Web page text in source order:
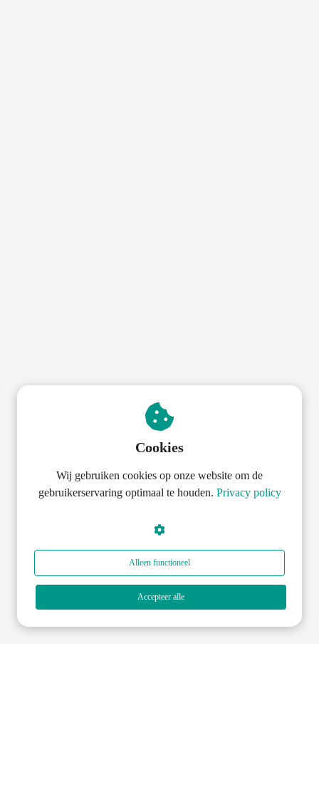
Cookies
Wij gebruiken cookies op onze website om de
gebruikerservaring optimaal te houden. Privacy policy
Alleen functioneel
Accepteer alle